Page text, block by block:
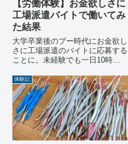
【労働体験】お金欲しさに
工場派遣バイトで働いてみ
た結果
大学卒業後のプー時代にお金欲し
さに工場派遣のバイトに応募する
ことに。未経験でも一日10時間
も手に入れることができる環境で
したが、やはりそこには色々と苦
労することもありました。工場派
遣バイト体験の一例を紹介しま
す。
体験記